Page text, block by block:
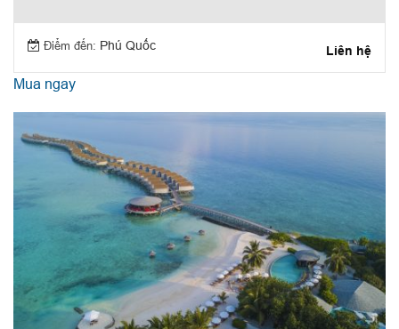
Điểm đến: Phú Quốc Liên hệ
Mua ngay